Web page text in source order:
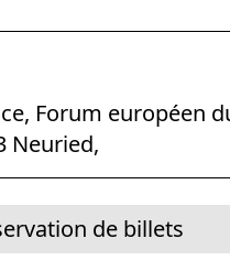
Forum européen
Neuried,
de billets